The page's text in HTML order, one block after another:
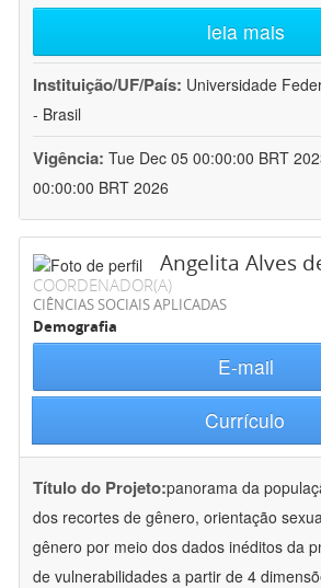
leia mais
Instituição/UF/País: Universidade
- Brasil
Vigência: Tue Dec 05 00:00:00 BRT
00:00:00 BRT 2026
Angelita Alves
COORDENADOR(A)
CIÊNCIAS SOCIAIS APLICADAS
Demografia
E-mail
Currículo
Título do Projeto:panorama da
dos recortes de gênero, orientação
gênero por meio dos dados inéditos da
de vulnerabilidades a partir de 4